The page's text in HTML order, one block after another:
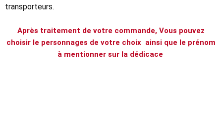
transporteurs.
Après traitement de votre commande, Vous pouvez
choisir le personnages de votre choix ainsi que le prénom
à mentionner sur la dédicace